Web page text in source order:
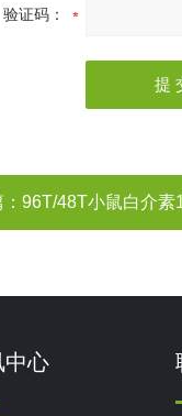
验证码：
96T/48T小鼠白介素
中心